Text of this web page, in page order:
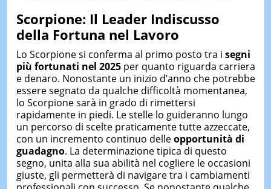
Scorpione: Il Leader Indiscusso
della Fortuna nel Lavoro
Lo Scorpione si conferma al primo posto tra i segni
più fortunati nel 2025per quanto riguarda carriera
e denaro. Nonostante un inizio d’anno che potrebbe
essere segnato da qualche difficoltà momentanea,
lo Scorpione sarà in grado di rimettersi
rapidamente in piedi. Le stelle lo guideranno lungo
un percorso di scelte praticamente tutte azzeccate,
con un incremento continuo delleopportunità di
guadagno. La determinazione tipica di questo
segno, unita alla sua abilità nel cogliere le occasioni
giuste, gli permetterà di navigare tra i cambiamenti